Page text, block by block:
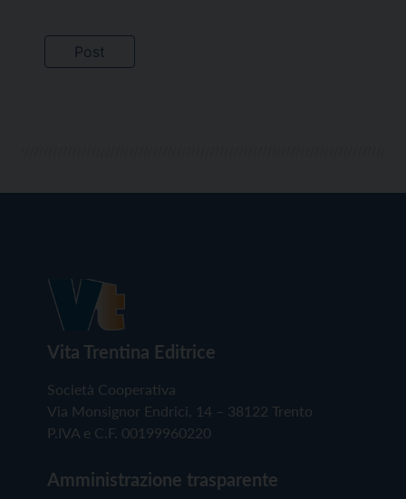
Vita Trentina Editrice
Società Cooperativa
Via Monsignor Endrici, 14 – 38122 Trento
P.IVA e C.F. 00199960220
Amministrazione trasparente